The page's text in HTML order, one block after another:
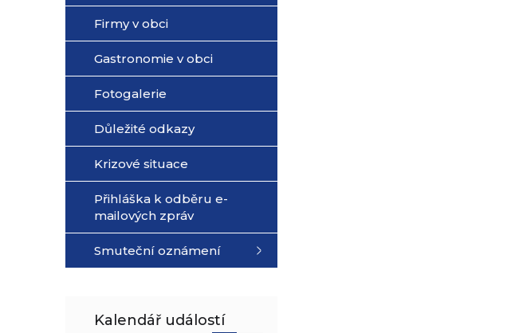
Firmy v obci
Gastronomie v obci
Fotogalerie
Důležité odkazy
Krizové situace
Přihláška k odběru e-
mailových zpráv
Smuteční oznámení
Kalendář událostí